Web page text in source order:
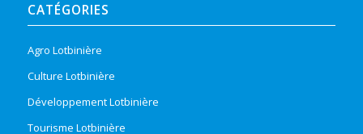
CATÉGORIES
Agro Lotbinière
Culture Lotbinière
Développement Lotbinière
Tourisme Lotbinière